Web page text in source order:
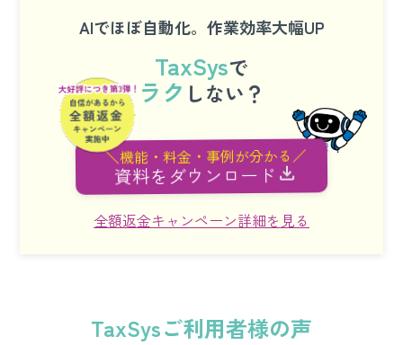
AIでほぼ自動化。作業効率大幅UP
TaxSysで
ラク しない？
＼機能・料金・事例が分かる／
資料をダウンロード
全額返金キャンペーン詳細を見る
TaxSysご利用者様の声